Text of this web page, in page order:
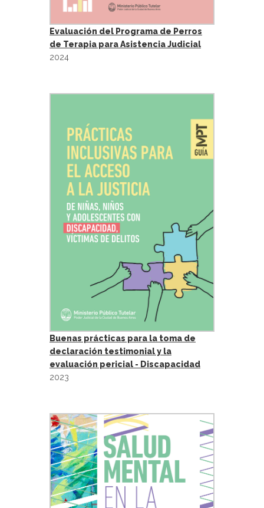
Evaluación del Programa de Perros
de Terapia para Asistencia Judicial
2024
Buenas prácticas para la toma de
declaración testimonial y la
evaluación pericial - Discapacidad
2023